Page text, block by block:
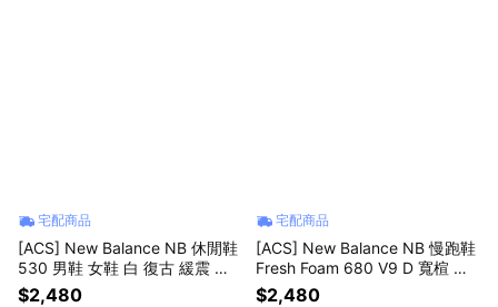
宅配商品
[ACS] New Balance NB 休閒鞋
530 男鞋 女鞋 白 復古 緩震 紐
巴倫 U530KLB-D
$2,480
宅配商品
[ACS] New Balance NB 慢跑鞋
Fresh Foam 680 V9 D 寬楦 女
鞋 米 緩震 運動鞋 W680107-D
$2,480